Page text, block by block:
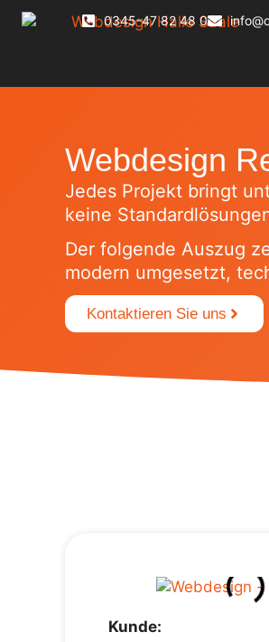
0345-47 82 48 0
Webdesign
Jedes Projekt bringt
keine
Der folgende Auszug
modern umgesetzt,
Kontaktieren Sie uns
Kunde: